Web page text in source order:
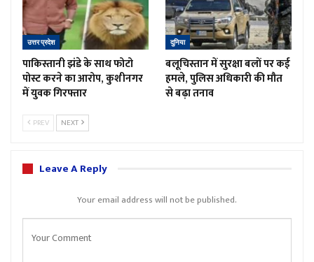
उत्तर प्रदेश
पाकिस्तानी झंडे के साथ फोटो
पोस्ट करने का आरोप, कुशीनगर
में युवक गिरफ्तार
दुनिया
बलूचिस्तान में सुरक्षा बलों पर कई
हमले, पुलिस अधिकारी की मौत
से बढ़ा तनाव
PREV NEXT
Leave A Reply
Your email address will not be published.